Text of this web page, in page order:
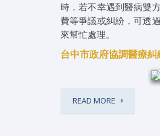
時，若不幸遇到醫病雙
費等爭議或糾紛，可透
來幫忙處理。
台中市政府協調醫療糾
READ MORE